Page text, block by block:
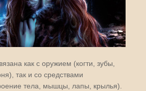
как с оружием (когти, зубы,
так и со средствами
тела, мышцы, лапы, крылья).